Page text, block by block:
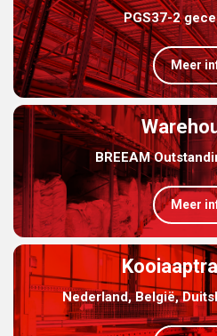
PGS37-2
Meer
BREEAM
Meer
Nederland, België,